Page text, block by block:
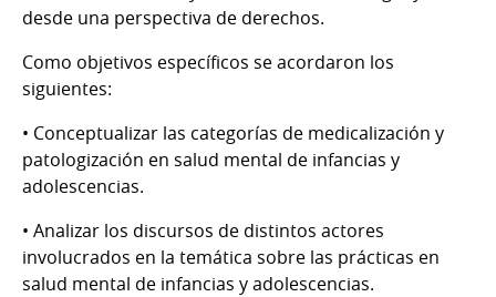
desde una perspectiva de derechos.
Como objetivos específicos se acordaron los
siguientes:
• Conceptualizar las categorías de medicalización y
patologización en salud mental de infancias y
adolescencias.
• Analizar los discursos de distintos actores
involucrados en la temática sobre las prácticas en
salud mental de infancias y adolescencias.